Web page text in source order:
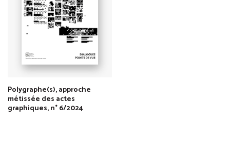
Polygraphe(s), approche
métissée des actes
graphiques, n° 6/2024